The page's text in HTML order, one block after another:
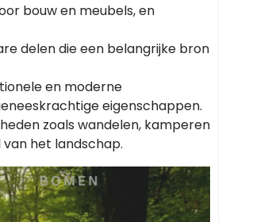
bouw en meubels, en
delen die een belangrijke bron
en moderne
eigenschappen.
zoals wandelen, kamperen
het landschap.